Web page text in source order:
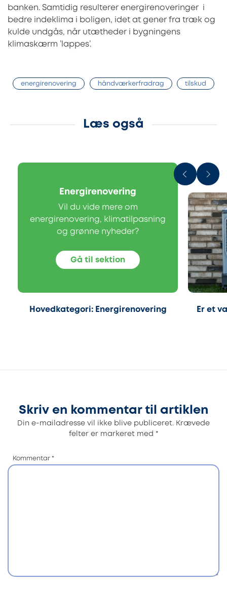
banken. Samtidig resulterer energirenoveringer i
bedre indeklima i boligen, idet at gener fra træk og
kulde undgås, når utætheder i bygningens
klimaskærm ’lappes’.
energirenovering håndværkerfradrag tilskud
Læs også
Energirenovering
Vil du vide mere om
energirenovering, klimatilpasning
og grønne nyheder?
Gå til sektion
Hovedkategori: Energirenovering Er et
Skriv en kommentar til artiklen
Din e-mailadresse vil ikke blive publiceret. Krævede
felter er markeret med *
Kommentar *